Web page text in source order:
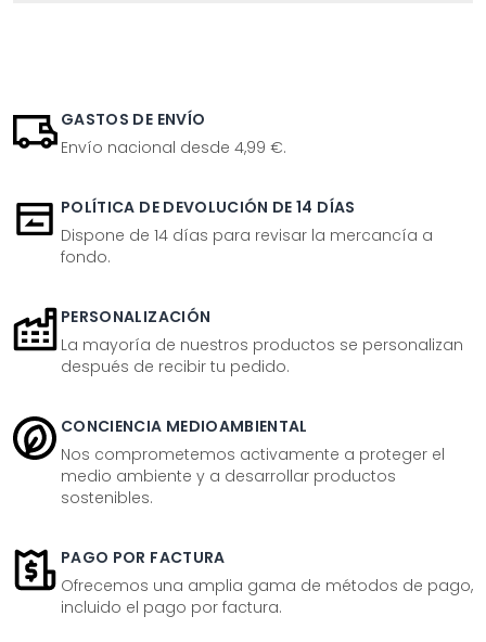
GASTOS DE ENVÍO
Envío nacional desde 4,99 €.
POLÍTICA DE DEVOLUCIÓN DE 14 DÍAS
Dispone de 14 días para revisar la mercancía a
fondo.
PERSONALIZACIÓN
La mayoría de nuestros productos se personalizan
después de recibir tu pedido.
CONCIENCIA MEDIOAMBIENTAL
Nos comprometemos activamente a proteger el
medio ambiente y a desarrollar productos
sostenibles.
PAGO POR FACTURA
Ofrecemos una amplia gama de métodos de pago,
incluido el pago por factura.